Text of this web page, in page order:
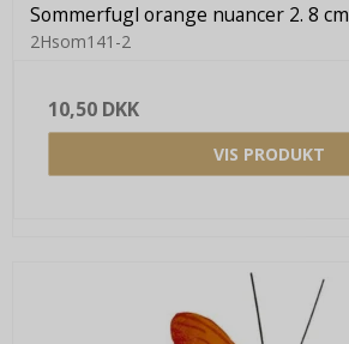
Sommerfugl orange nuancer 2. 8 cm
2Hsom141-2
10,50 DKK
VIS PRODUKT